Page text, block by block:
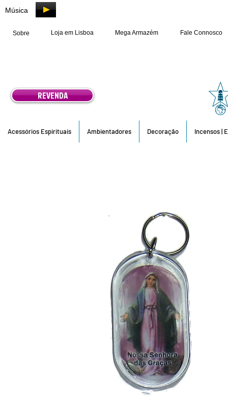
Música
Sobre Loja em Lisboa Mega Armazém Fale Connosco
REVENDA
Acessórios Espirituais Ambientadores Decoração Incensos |